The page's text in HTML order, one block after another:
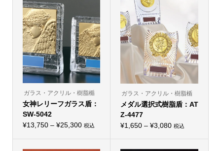
ガラス・アクリル・樹脂楯
女神レリーフガラス盾：
SW-5042
¥13,750 – ¥25,300価税込
の
ガラス・アクリル・樹脂楯
メダル選択式樹脂盾：AT
Z-4477
¥1,650 – ¥3,080価税込
の